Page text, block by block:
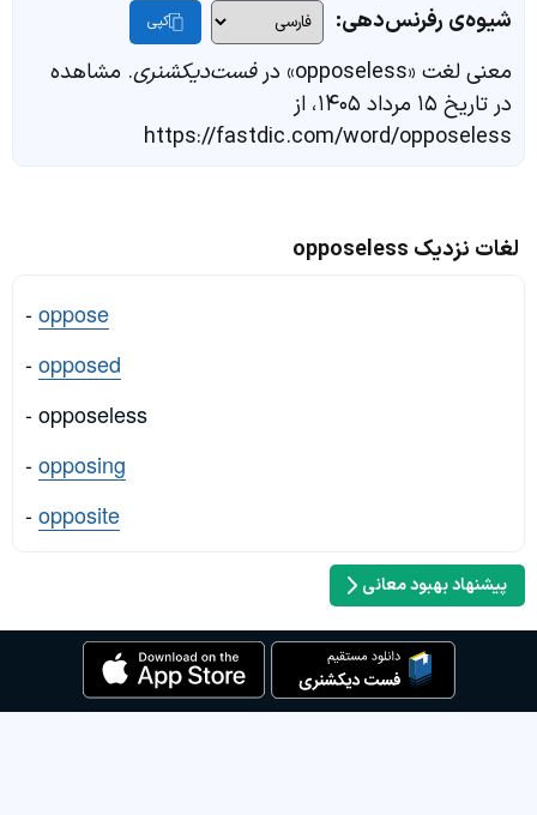
شیوه‌ی رفرنس‌دهی: کپی
معنی لغت «opposeless» در فست‌دیکشنری. مشاهده
در تاریخ ۱۵ مرداد ۱۴۰۵، از
https://fastdic.com/word/opposeless
لغات نزدیک opposeless
-oppose
-opposed
- opposeless
-opposing
-opposite
پیشنهاد بهبود معانی